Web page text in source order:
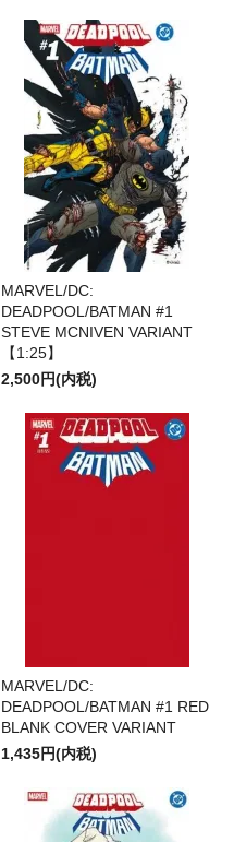
MARVEL/DC:
DEADPOOL/BATMAN #1
STEVE MCNIVEN VARIANT
【1:25】
2,500円(内税)
MARVEL/DC:
DEADPOOL/BATMAN #1 RED
BLANK COVER VARIANT
1,435円(内税)